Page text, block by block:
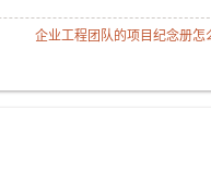
企业工程团队的项目纪念册怎